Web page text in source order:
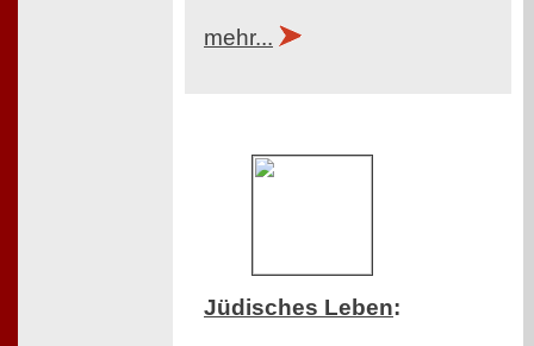
mehr...
Jüdisches Leben: